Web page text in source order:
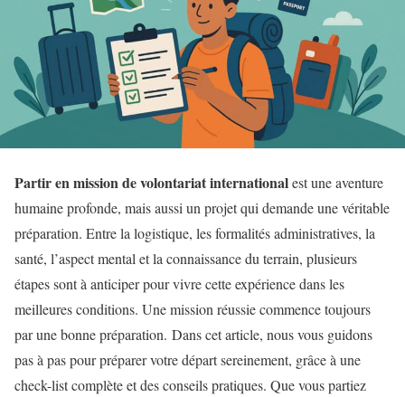
Partir en mission de volontariat internationalest une aventure
humaine profonde, mais aussi un projet qui demande une véritable
préparation. Entre la logistique, les formalités administratives, la
santé, l’aspect mental et la connaissance du terrain, plusieurs
étapes sont à anticiper pour vivre cette expérience dans les
meilleures conditions. Une mission réussie commence toujours
par une bonne préparation. Dans cet article, nous vous guidons
pas à pas pour préparer votre départ sereinement, grâce à une
check-list complète et des conseils pratiques. Que vous partiez